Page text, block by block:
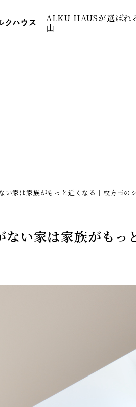
ALKU HAUSが選ばれ
由
い家は家族がもっと近くなる｜枚方市の
ない家は家族がもっ